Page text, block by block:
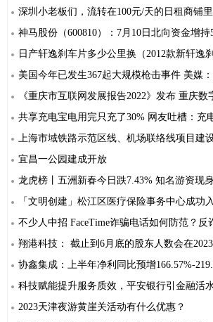
深圳小老板们，流转在100元/天的日租商铺
神马股份（600810）：7月10日北向资金增持
日产轩逸刹车片多少公里换（2012款新轩逸刹
美国今年已发生367起大规模枪击事件 美媒
《重庆市互联网发展报告2022》发布 重庆数字
共享充电宝电用完只充了30% 网友吐槽：充电的速度赶不上掉电速度【
上海市域铁路示范区线、机场联络线项目建
宜昌一公园建成开放
龙虎榜丨五洲新春今日跌7.43% 知名游资现身龙虎榜 赵
「文明创建」松江区医疗保险事务中心成功入选 “2023年
不少人中招 FaceTime诈骗电话如何防范？反
翔港科技： 截止到6月底的股东人数会在2023年半年度报告中披
协鑫集成：上半年净利同比预增166.57%-
科技赋能提升服务质效，平安银行引金融活水助
2023天津夜游黄崖关活动有什么优惠？